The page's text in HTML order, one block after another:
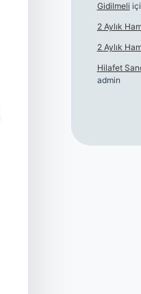
Gidilmeli
2 Aylık
2 Aylık
Hilafet
admin